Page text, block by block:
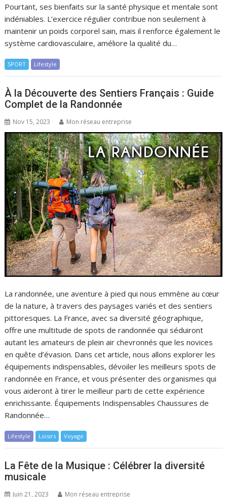
Pourtant, ses bienfaits sur la santé physique et mentale sont
indéniables. L’exercice régulier contribue non seulement à
maintenir un poids corporel sain, mais il renforce également le
système cardiovasculaire, améliore la qualité du…
SPORT Lifestyle
À la Découverte des Sentiers Français : Guide
Complet de la Randonnée
Nov 15, 2023 Mon réseau entreprise
La randonnée, une aventure à pied qui nous emmène au cœur
de la nature, à travers des paysages variés et des sentiers
pittoresques. La France, avec sa diversité géographique,
offre une multitude de spots de randonnée qui séduiront
autant les amateurs de plein air chevronnés que les novices
en quête d’évasion. Dans cet article, nous allons explorer les
équipements indispensables, dévoiler les meilleurs spots de
randonnée en France, et vous présenter des organismes qui
vous aideront à tirer le meilleur parti de cette expérience
enrichissante. Équipements Indispensables Chaussures de
Randonnée…
Lifestyle Loisirs Voyage
La Fête de la Musique : Célébrer la diversité
musicale
Juin 21, 2023 Mon réseau entreprise